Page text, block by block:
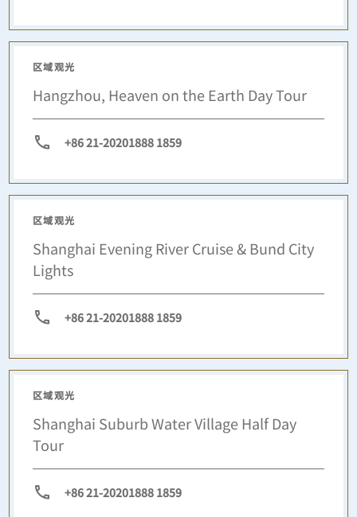
区域观光
Hangzhou, Heaven on the Earth Day Tour
+86 21-20201888 1859
区域观光
Shanghai Evening River Cruise & Bund City
Lights
+86 21-20201888 1859
区域观光
Shanghai Suburb Water Village Half Day
Tour
+86 21-20201888 1859